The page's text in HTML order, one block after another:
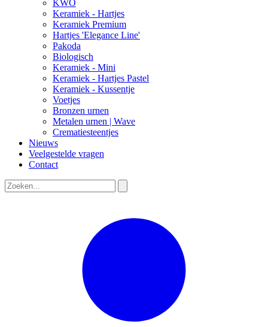
KWO
Keramiek - Hartjes
Keramiek Premium
Hartjes 'Elegance Line'
Pakoda
Biologisch
Keramiek - Mini
Keramiek - Hartjes Pastel
Keramiek - Kussentje
Voetjes
Bronzen urnen
Metalen urnen | Wave
Crematiesteentjes
Nieuws
Veelgestelde vragen
Contact